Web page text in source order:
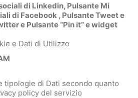
di Linkedin, Pulsante Mi
di Facebook , Pulsante Tweet e
e Pulsante “Pin it” e widget
e Dati di Utilizzo
tipologie di Dati secondo quanto
policy del servizio